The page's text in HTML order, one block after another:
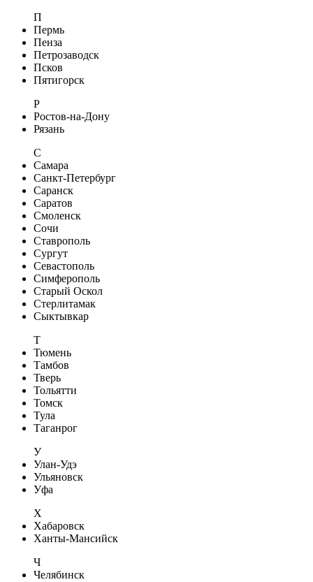
П
Пермь
Пенза
Петрозаводск
Псков
Пятигорск
Р
Ростов-на-Дону
Рязань
С
Самара
Санкт-Петербург
Саранск
Саратов
Смоленск
Сочи
Ставрополь
Сургут
Севастополь
Симферополь
Старый Оскол
Стерлитамак
Сыктывкар
Т
Тюмень
Тамбов
Тверь
Тольятти
Томск
Тула
Таганрог
У
Улан-Удэ
Ульяновск
Уфа
Х
Хабаровск
Ханты-Мансийск
Ч
Челябинск